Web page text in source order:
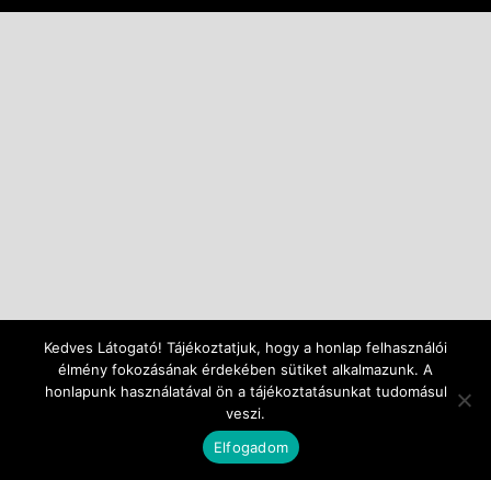
Kedves Látogató! Tájékoztatjuk, hogy a honlap felhasználói
élmény fokozásának érdekében sütiket alkalmazunk. A
honlapunk használatával ön a tájékoztatásunkat tudomásul
veszi.
Elfogadom